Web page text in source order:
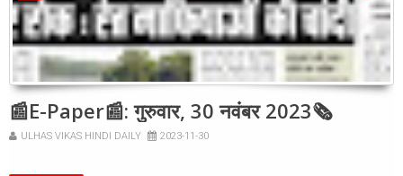
📰E-Paper📰: गुरुवार, 30 नवंबर 2023🗞
ULHAS VIKAS HINDI DAILY 2023-11-30